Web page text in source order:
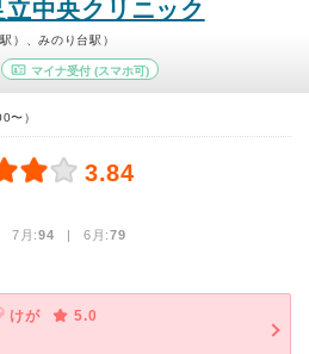
立中央クリニック
）、みのり台駅）
マイナ受付 (スマホ可)
〜）
3.84
7月:94 | 6月:79
けが
5.0